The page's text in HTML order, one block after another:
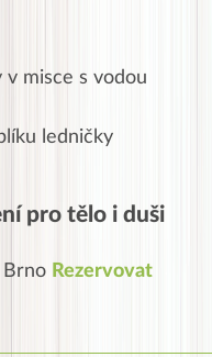
v misce s vodou
ledničky
pro tělo i duši
Brno Rezervovat